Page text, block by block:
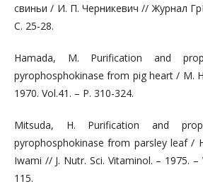
свиньи / И. П. Черникевич // Журнал
С. 25-28.
Hamada, M. Purification and
pyrophosphokinase from pig heart / M.
1970. Vol.41. – P. 310-324.
Mitsuda, H. Purification and
pyrophosphokinase from parsley leaf /
Iwami // J. Nutr. Sci. Vitaminol. – 1975.
115.